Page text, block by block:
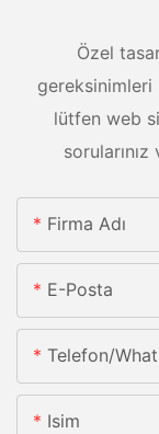
Özel
gereksinimleri
lütfen web
Firma Adı
E-Posta
Telefon/
Isim